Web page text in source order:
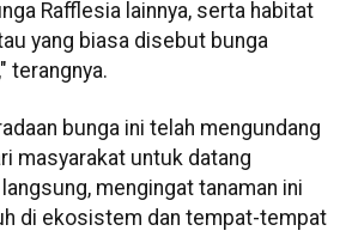
Rafflesia lainnya, serta habitat
yang biasa disebut bunga
terangnya.
bunga ini telah mengundang
masyarakat untuk datang
mengingat tanaman ini
di ekosistem dan tempat-tempat